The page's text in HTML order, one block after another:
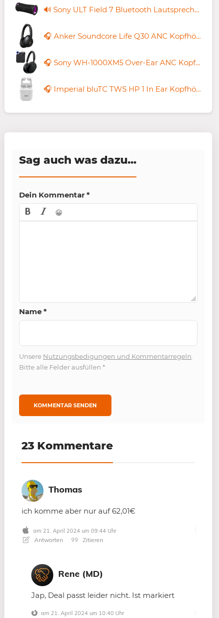
🔊 Sony ULT Field 7 Bluetooth Lautsprecher für 204€ (statt 255€)
🎧 Anker Soundcore Life Q30 ANC Kopfhörer für 56,94€ (statt 70€)
🎧 Sony WH-1000XM5 Over-Ear ANC Kopfhörer für 149,75€ (statt 210€) + gratis Softbag
🎧 Imperial bluTC TWS HP 1 In Ear Kopfhörer für 9,89€ (statt 22€)
Sag auch was dazu...
Dein Kommentar *
😀
Name *
Unsere Nutzungsbedigungen und Kommentarregeln.
Bitte alle Felder ausfüllen *
23 Kommentare
Thomas
ich komme aber nur auf 62,01€
am 21. April 2024 um 09:44 Uhr
Antworten Zitieren
Rene (MD)
Jap, Deal passt leider nicht. Ist markiert
am 21. April 2024 um 10:40 Uhr